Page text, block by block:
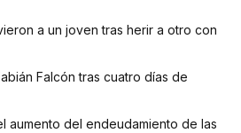
a un joven tras herir a otro con
Falcón tras cuatro días de
aumento del endeudamiento de las